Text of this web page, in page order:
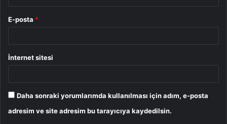
E-posta *
İnternet sitesi
Daha sonraki yorumlarımda kullanılması için adım, e-posta
adresim ve site adresim bu tarayıcıya kaydedilsin.